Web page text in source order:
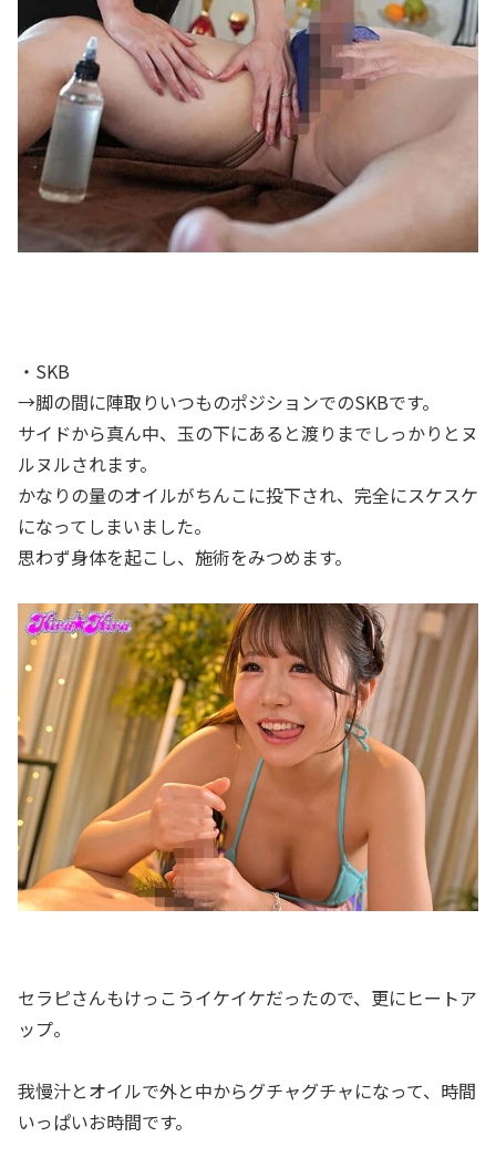
・SKB
→脚の間に陣取りいつものポジションでのSKBです。
サイドから真ん中、玉の下にあると渡りまでしっかりとヌ
ルヌルされます。
かなりの量のオイルがちんこに投下され、完全にスケスケ
になってしまいました。
思わず身体を起こし、施術をみつめます。
セラピさんもけっこうイケイケだったので、更にヒートア
ップ。
我慢汁とオイルで外と中からグチャグチャになって、時間
いっぱいお時間です。